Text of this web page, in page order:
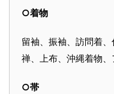
○着物
留袖、振袖、訪問着
禅、上布、沖縄着物
○帯